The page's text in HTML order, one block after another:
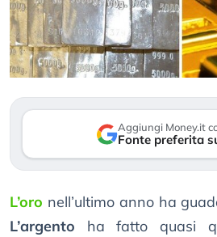
Aggiungi Money.it
Fonte preferita
L’oro nell’ultimo anno ha
L’argento ha fatto quasi